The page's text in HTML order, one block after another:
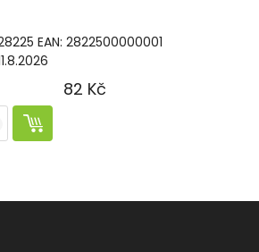
EAN: 2822500000001
82 Kč